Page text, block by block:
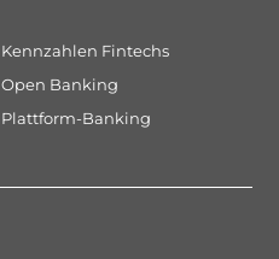
Kennzahlen Fintechs
Open Banking
Plattform-Banking